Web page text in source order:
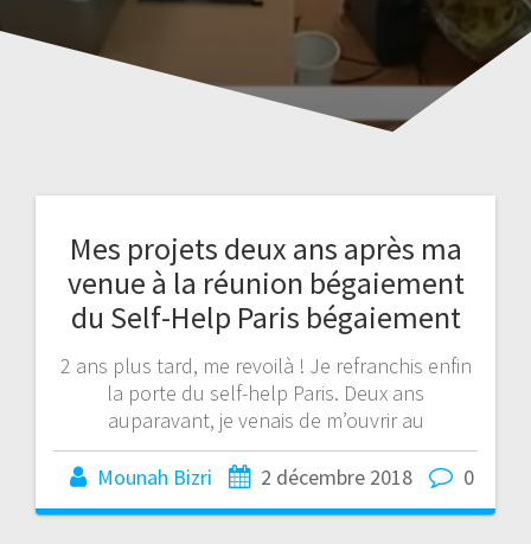
Mes projets deux ans après ma
venue à la réunion bégaiement
du Self-Help Paris bégaiement
2 ans plus tard, me revoilà ! Je refranchis enfin
la porte du self-help Paris. Deux ans
auparavant, je venais de m’ouvrir au
Mounah Bizri 2 décembre 2018 0